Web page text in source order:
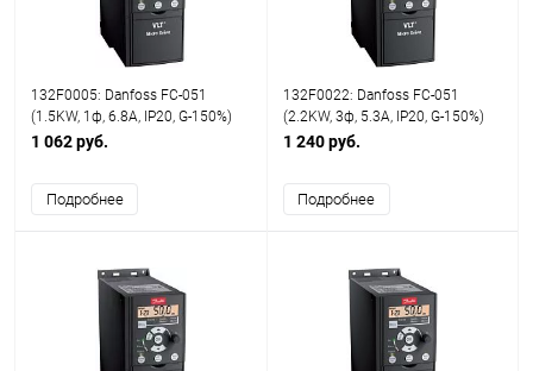
132F0005: Danfoss FC-051
(1.5KW, 1ф, 6.8A, IP20, G-150%)
1 062 руб.
Подробнее
132F0022: Danfoss FC-051
(2.2KW, 3ф, 5.3A, IP20, G-150%)
1 240 руб.
Подробнее